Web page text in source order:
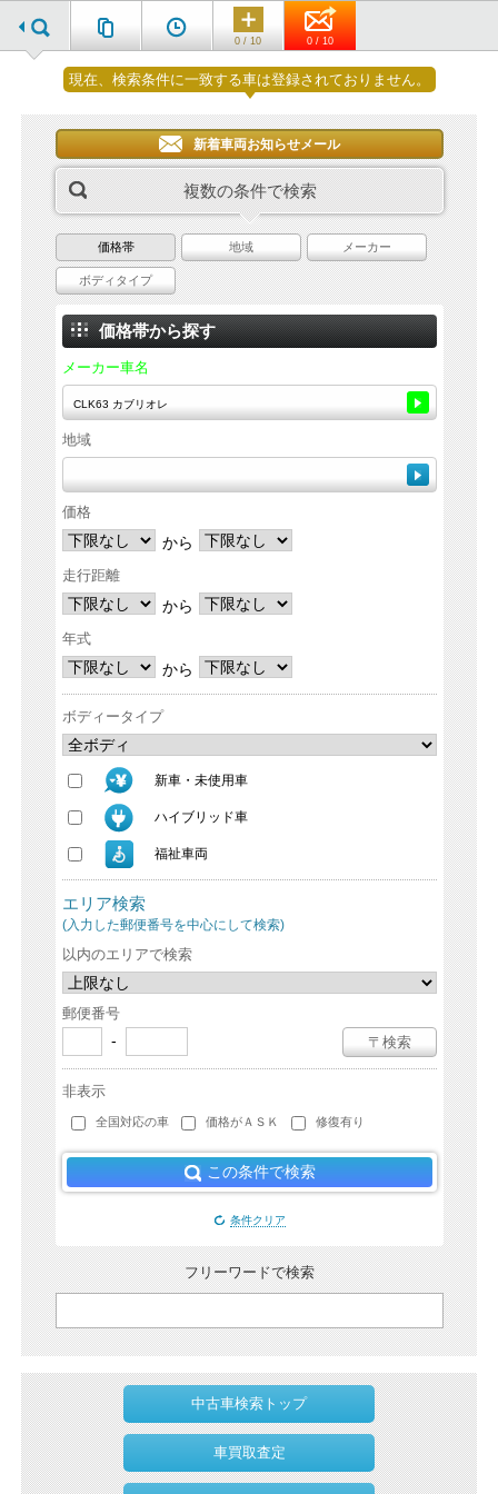
0 / 10 0 / 10
現在、検索条件に一致する車は登録されておりません。
新着車両お知らせメール
複数の条件で検索
価格帯 地域 メーカー
ボディタイプ
価格帯から探す
メーカー車名
地域
価格
から
走行距離
から
年式
から
ボディータイプ
新車・未使用車
ハイブリッド車
福祉車両
エリア検索
(入力した郵便番号を中心にして検索)
以内のエリアで検索
郵便番号
- 〒検索
非表示
全国対応の車 価格がＡＳＫ 修復有り
この条件で検索
条件クリア
フリーワードで検索
中古車検索トップ
車買取査定